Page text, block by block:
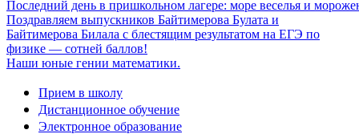
Последний день в пришкольном лагере: море веселья и
Поздравляем выпускников Байтимерова Булата и
Байтимерова Билала с блестящим результатом на ЕГЭ по
физике — сотней баллов!
Наши юные гении математики.
Прием в школу
Дистанционное обучение
Электронное образование